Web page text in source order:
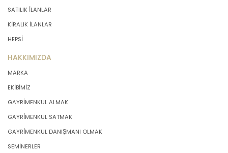
SATILIK İLANLAR
KİRALIK İLANLAR
HEPSİ
HAKKIMIZDA
MARKA
EKİBİMİZ
GAYRİMENKUL ALMAK
GAYRİMENKUL SATMAK
GAYRİMENKUL DANIŞMANI OLMAK
SEMİNERLER